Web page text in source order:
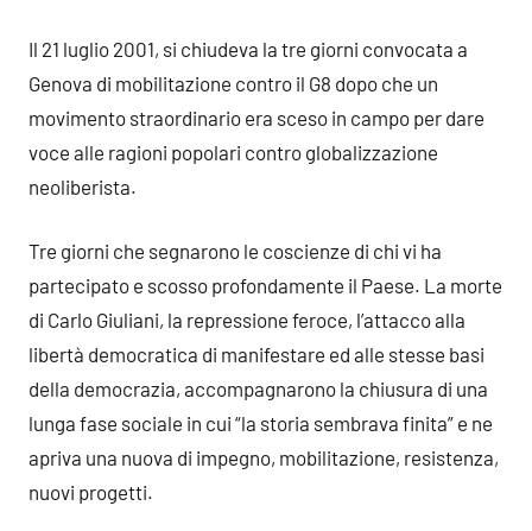
Il 21 luglio 2001, si chiudeva la tre giorni convocata a
Genova di mobilitazione contro il G8 dopo che un
movimento straordinario era sceso in campo per dare
voce alle ragioni popolari contro globalizzazione
neoliberista.
Tre giorni che segnarono le coscienze di chi vi ha
partecipato e scosso profondamente il Paese. La morte
di Carlo Giuliani, la repressione feroce, l’attacco alla
libertà democratica di manifestare ed alle stesse basi
della democrazia, accompagnarono la chiusura di una
lunga fase sociale in cui “la storia sembrava finita” e ne
apriva una nuova di impegno, mobilitazione, resistenza,
nuovi progetti.